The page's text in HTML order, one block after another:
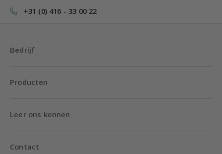
+31 (0) 416 - 33 00 22
Bedrijf
Producten
Leer ons kennen
Contact